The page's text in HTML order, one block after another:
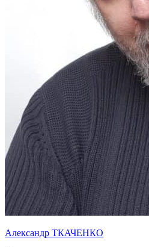
Александр ТКАЧЕНКО